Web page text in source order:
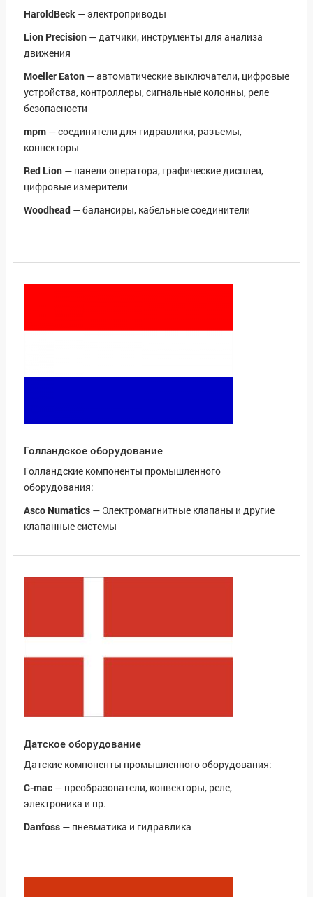
HaroldBeck — электроприводы
Lion Precision — датчики, инструменты для анализа
движения
Moeller Eaton — автоматические выключатели, цифровые
устройства, контроллеры, сигнальные колонны, реле
безопасности
mpm — соединители для гидравлики, разъемы,
коннекторы
Red Lion — панели оператора, графические дисплеи,
цифровые измерители
Woodhead — балансиры, кабельные соединители
Голландское оборудование
Голландские компоненты промышленного
оборудования:
Asco Numatics — Электромагнитные клапаны и другие
клапанные системы
Датское оборудование
Датские компоненты промышленного оборудования:
C-mac — преобразователи, конвекторы, реле,
электроника и пр.
Danfoss — пневматика и гидравлика